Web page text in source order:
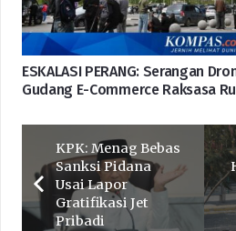
ESKALASI PERANG: Serangan
Gudang E-Commerce Raksasa
KPK: Menag Bebas
Sanksi Pidana
Usai Lapor
Gratifikasi Jet
Pribadi